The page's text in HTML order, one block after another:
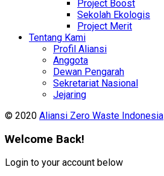
Project Boost
Sekolah Ekologis
Project Merit
Tentang Kami
Profil Aliansi
Anggota
Dewan Pengarah
Sekretariat Nasional
Jejaring
© 2020 Aliansi Zero Waste Indonesia
Welcome Back!
Login to your account below